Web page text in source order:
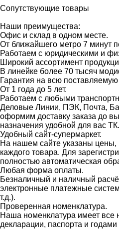
Сопутствующие товары
Наши преимущества:
Офис и склад в одном месте.
От ближайшего метро 7 минут
Работаем с юридическими и
Широкий ассортимент
В линейке более 70 тысяч
Гарантия на всю
От 1 года до 5 лет.
Работаем с любыми
Деловые Линии, ПЭК, Почта,
оформим доставку заказа до
назначения удобной для вас ТК.
Удобный сайт-супермаркет.
На нашем сайте указаны цены,
каждого товара. Для
полностью автоматическая
Любая форма оплаты.
Безналичный и наличный
электронные платежные
т.д.).
Проверенная номенклатура.
Наша номенклатура имеет все
декларации, паспорта и